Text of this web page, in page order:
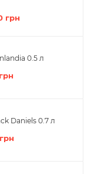
грн
0.5 л
грн
Daniels 0.7 л
грн